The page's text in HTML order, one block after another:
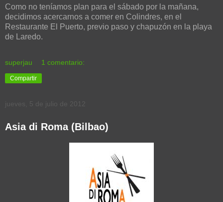
Como no teníamos plan para el sábado por la mañana,
decidimos acercarnos a comer en Colindres, en el
Restaurante El Puerto, previo paso y chapuzón en la playa
de Laredo.
superjau 1 comentario:
Compartir
jueves, 5 de julio de 2012
Asia di Roma (Bilbao)